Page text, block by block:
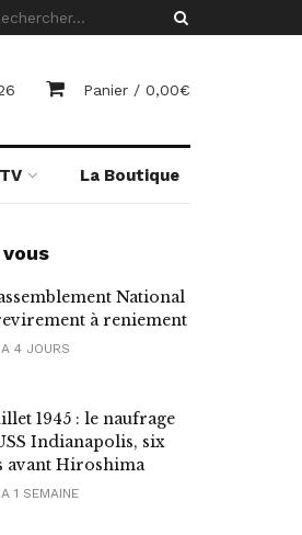
Panier / 0,00€
La Boutique
National
à reniement
4 JOURS
1945 : le naufrage
Indianapolis, six
avant Hiroshima
1 SEMAINE